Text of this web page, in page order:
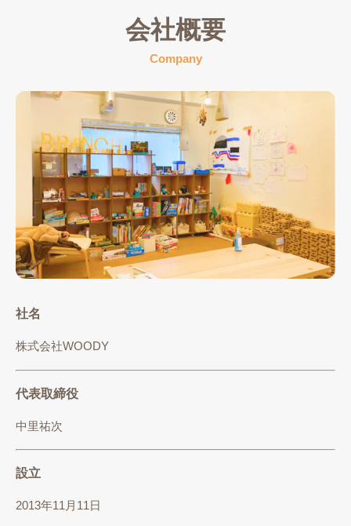
会社概要
Company
社名
株式会社WOODY
代表取締役
中里祐次
設立
2013年11月11日